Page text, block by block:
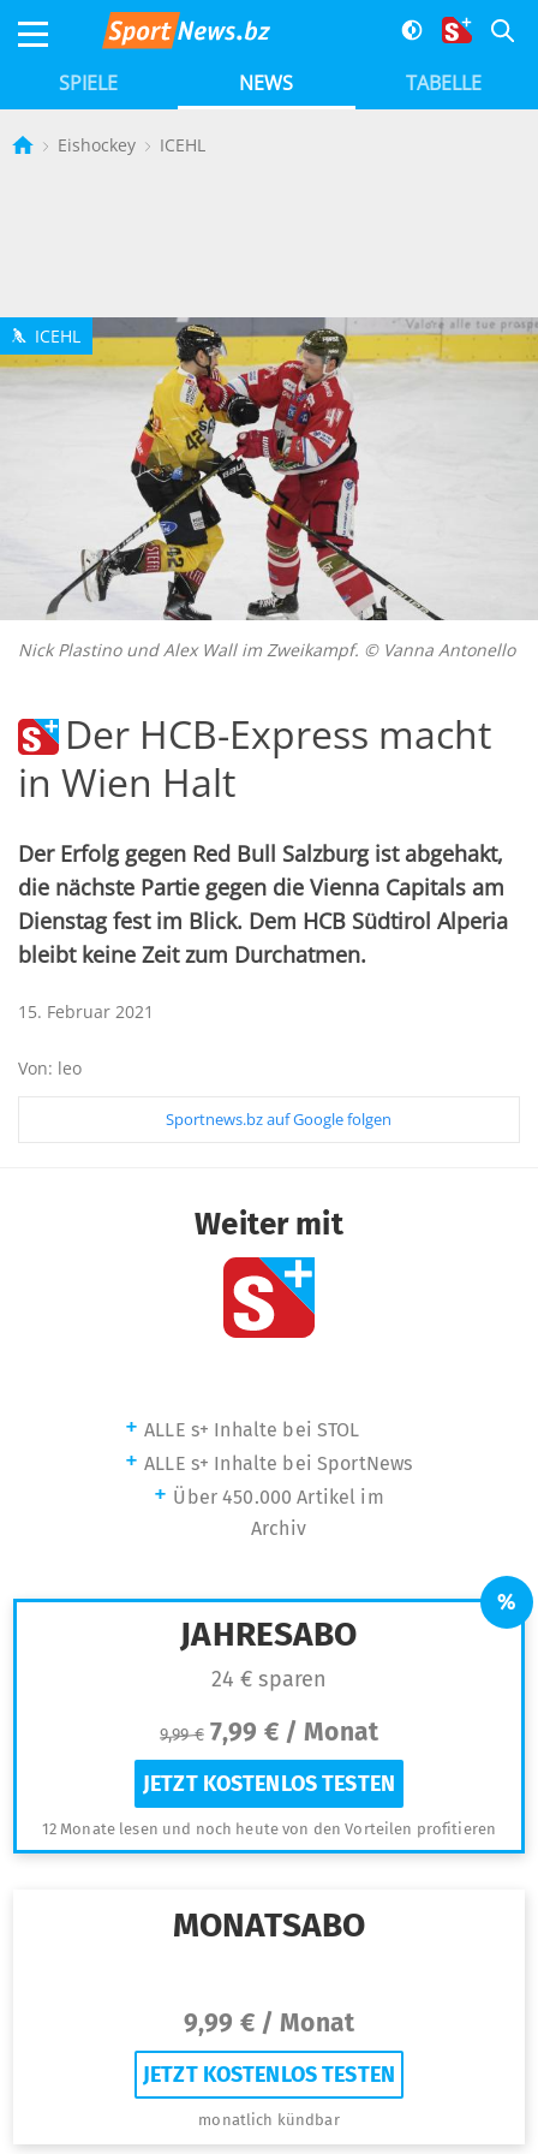
SPIELE NEWS TABELLE
Eishockey ICEHL
h ICEHL
Nick Plastino und Alex Wall im Zweikampf. © Vanna Antonello
Der HCB-Express macht
in Wien Halt
Der Erfolg gegen Red Bull Salzburg ist abgehakt,
die nächste Partie gegen die Vienna Capitals am
Dienstag fest im Blick. Dem HCB Südtirol Alperia
bleibt keine Zeit zum Durchatmen.
15. Februar 2021
Von: leo
Sportnews.bz auf Google folgen